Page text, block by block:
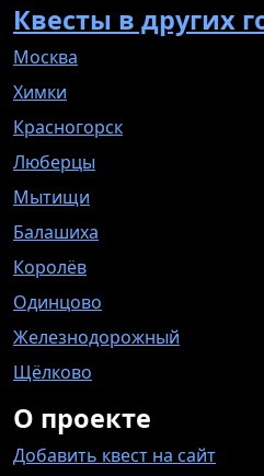
Квесты в других
Москва
Химки
Красногорск
Люберцы
Мытищи
Балашиха
Королёв
Одинцово
Железнодорожный
Щёлково
О проекте
Добавить квест на сайт